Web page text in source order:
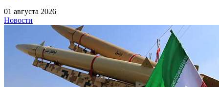
01 августа 2026
Новости